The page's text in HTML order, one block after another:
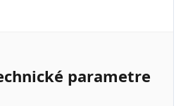
parametre